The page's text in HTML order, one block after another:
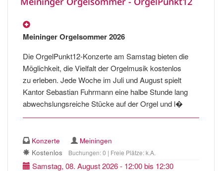
Meininger Orgelsommer 2026
Die OrgelPunkt12-Konzerte am Samstag bieten die
Möglichkeit, die Vielfalt der Orgelmusik kostenlos
zu erleben. Jede Woche im Juli und August spielt
Kantor Sebastian Fuhrmann eine halbe Stunde lang
abwechslungsreiche Stücke auf der Orgel und l�
Konzerte
Meiningen
Kostenlos
Buchungen: 0 | Freie Plätze: k.A.
Samstag, 08. August 2026 - 12:00 bis 12:30